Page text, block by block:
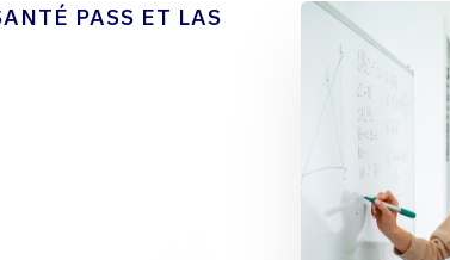
PASS ET LAS